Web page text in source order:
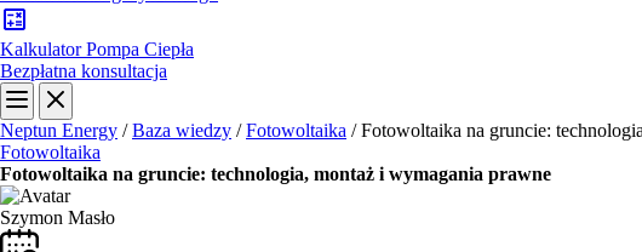
Kalkulator Pompa Ciepła
Bezpłatna konsultacja
Neptun Energy /Baza wiedzy /Fotowoltaika /Fotowoltaika na gruncie:
Fotowoltaika
Fotowoltaika na gruncie: technologia, montaż i wymagania prawne
Szymon Masło